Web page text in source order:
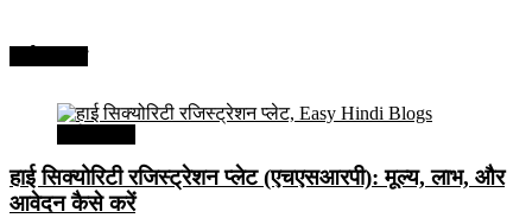
हाई सिक्योरिटी रजिस्ट्रेशन प्लेट (एचएसआरपी): मूल्य, लाभ, और
आवेदन कैसे करें